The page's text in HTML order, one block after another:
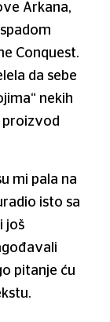
Arkana,
Conquest.
da sebe
nekih
proizvod
mi pala na
isto sa
još
pitanje ću